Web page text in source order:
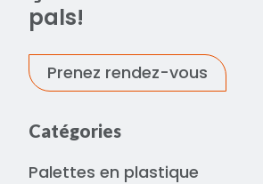
pals!
Prenez rendez-vous
Catégories
Palettes en plastique